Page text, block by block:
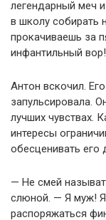
легендарный меч
в школу собирать
прокачиваешь за
инфантильный
Антон вскочил.
запульсировала.
лучших чувствах.
интересы
обесценивать его
— Не смей
слюной. — Я муж!
распоряжаться